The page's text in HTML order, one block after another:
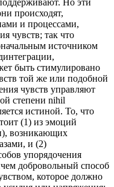
Но эти
происходят,
и процессами,
чувств; так что
источником
быть стимулировано
той же или подобной
чувств управляют
степени nihil
истиной. То, что
(1) из эмоций
возникающих
и (2)
упорядочения
добровольный способ
которое должно